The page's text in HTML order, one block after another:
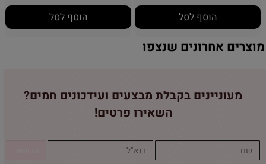
הוסף לסל הוסף לסל
מוצרים אחרונים שנצפו
מעוניינים בקבלת מבצעים ועידכונים חמים?
השאירו פרטים!